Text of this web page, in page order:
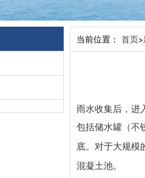
当前位置： 首页>
雨水收集后，进
包括储水罐（不
底。对于大规模
混凝土池。